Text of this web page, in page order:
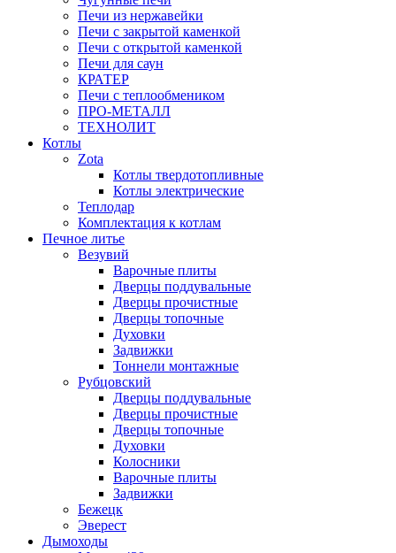
Печи из нержавейки
Печи с закрытой каменкой
Печи с открытой каменкой
Печи для саун
КРАТЕР
Печи с теплообмеником
ПРО-МЕТАЛЛ
ТЕХНОЛИТ
Котлы
Zota
Котлы твердотопливные
Котлы электрические
Теплодар
Комплектация к котлам
Печное литье
Везувий
Варочные плиты
Дверцы поддувальные
Дверцы прочистные
Дверцы топочные
Духовки
Задвижки
Тоннели монтажные
Рубцовский
Дверцы поддувальные
Дверцы прочистные
Дверцы топочные
Духовки
Колосники
Варочные плиты
Задвижки
Бежецк
Эверест
Дымоходы